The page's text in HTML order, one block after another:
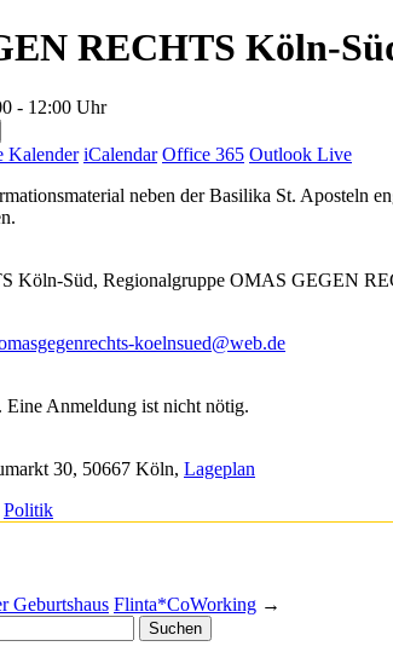
RECHTS Köln-
- 12:00 Uhr
Kalender iCalendar Office 365 Outlook Live
neben der Basilika St. Aposteln
Köln-Süd, Regionalgruppe OMAS GEGEN
koelnsued@web.de
Eine Anmeldung ist nicht nötig.
30, 50667 Köln, Lageplan
Politik
Geburtshaus Flinta*CoWorking →